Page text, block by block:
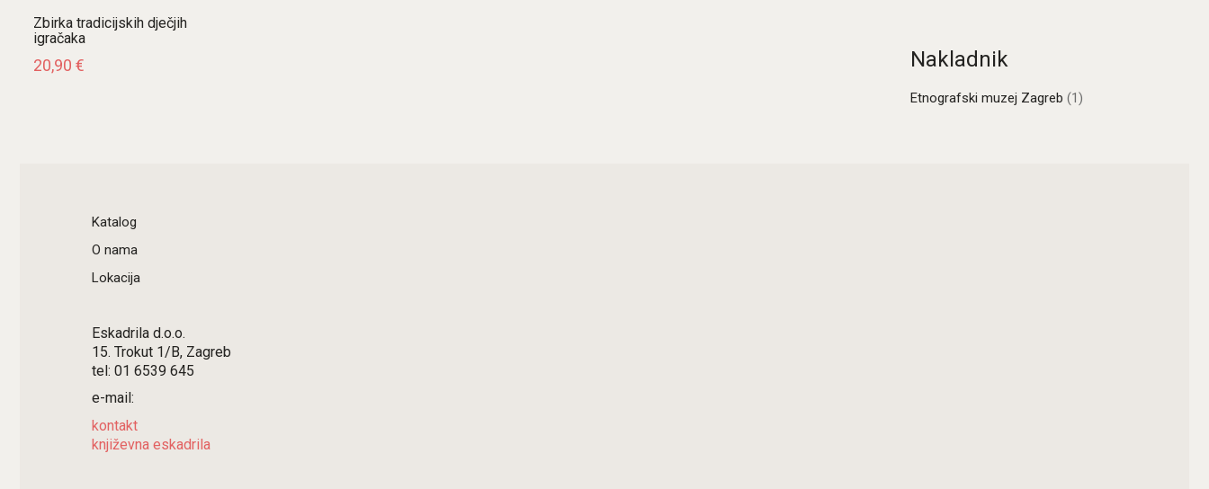
Zbirka tradicijskih dječjih
igračaka
20,90 € Nakladnik
Etnografski muzej Zagreb (1)
Katalog
O nama
Lokacija
Eskadrila d.o.o.
15. Trokut 1/B, Zagreb
tel: 01 6539 645
e-mail:
kontakt
književna eskadrila